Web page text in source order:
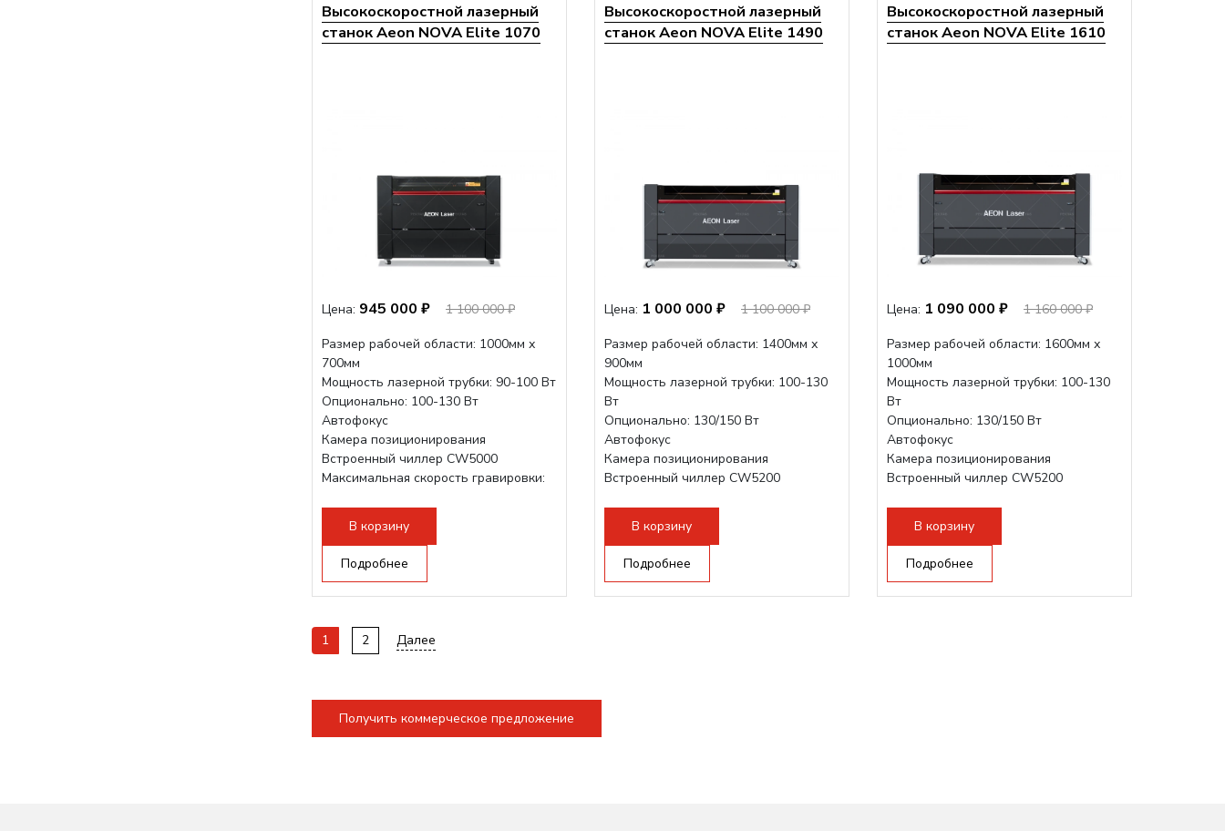
Высокоскоростной лазерный
станок Aeon NOVA Elite 1070
Цена: 945 000 ₽
1 100 000 ₽
Размер рабочей области: 1000мм х
700мм
Мощность лазерной трубки: 90-100 Вт
Опционально: 100-130 Вт
Автофокус
Камера позиционирования
Встроенный чиллер CW5000
Максимальная скорость гравировки:
140мм,
В корзину
Подробнее
Высокоскоростной лазерный
станок Aeon NOVA Elite 1490
Цена: 1 000 000 ₽
1 100 000 ₽
Размер рабочей области: 1400мм х
900мм
Мощность лазерной трубки: 100-130
Вт
Опционально: 130/150 Вт
Автофокус
Камера позиционирования
Встроенный чиллер CW5200
Подъем стола - шаговый привод:
140мм,...
В корзину
Подробнее
Высокоскоростной лазерный
станок Aeon NOVA Elite 1610
Цена: 1 090 000 ₽
1 160 000 ₽
Размер рабочей области: 1600мм х
1000мм
Мощность лазерной трубки: 100-130
Вт
Опционально: 130/150 Вт
Автофокус
Камера позиционирования
Встроенный чиллер CW5200
Подъем стола - шаговый привод:
140мм,...
В корзину
Подробнее
1 2 Далее
Получить коммерческое предложение